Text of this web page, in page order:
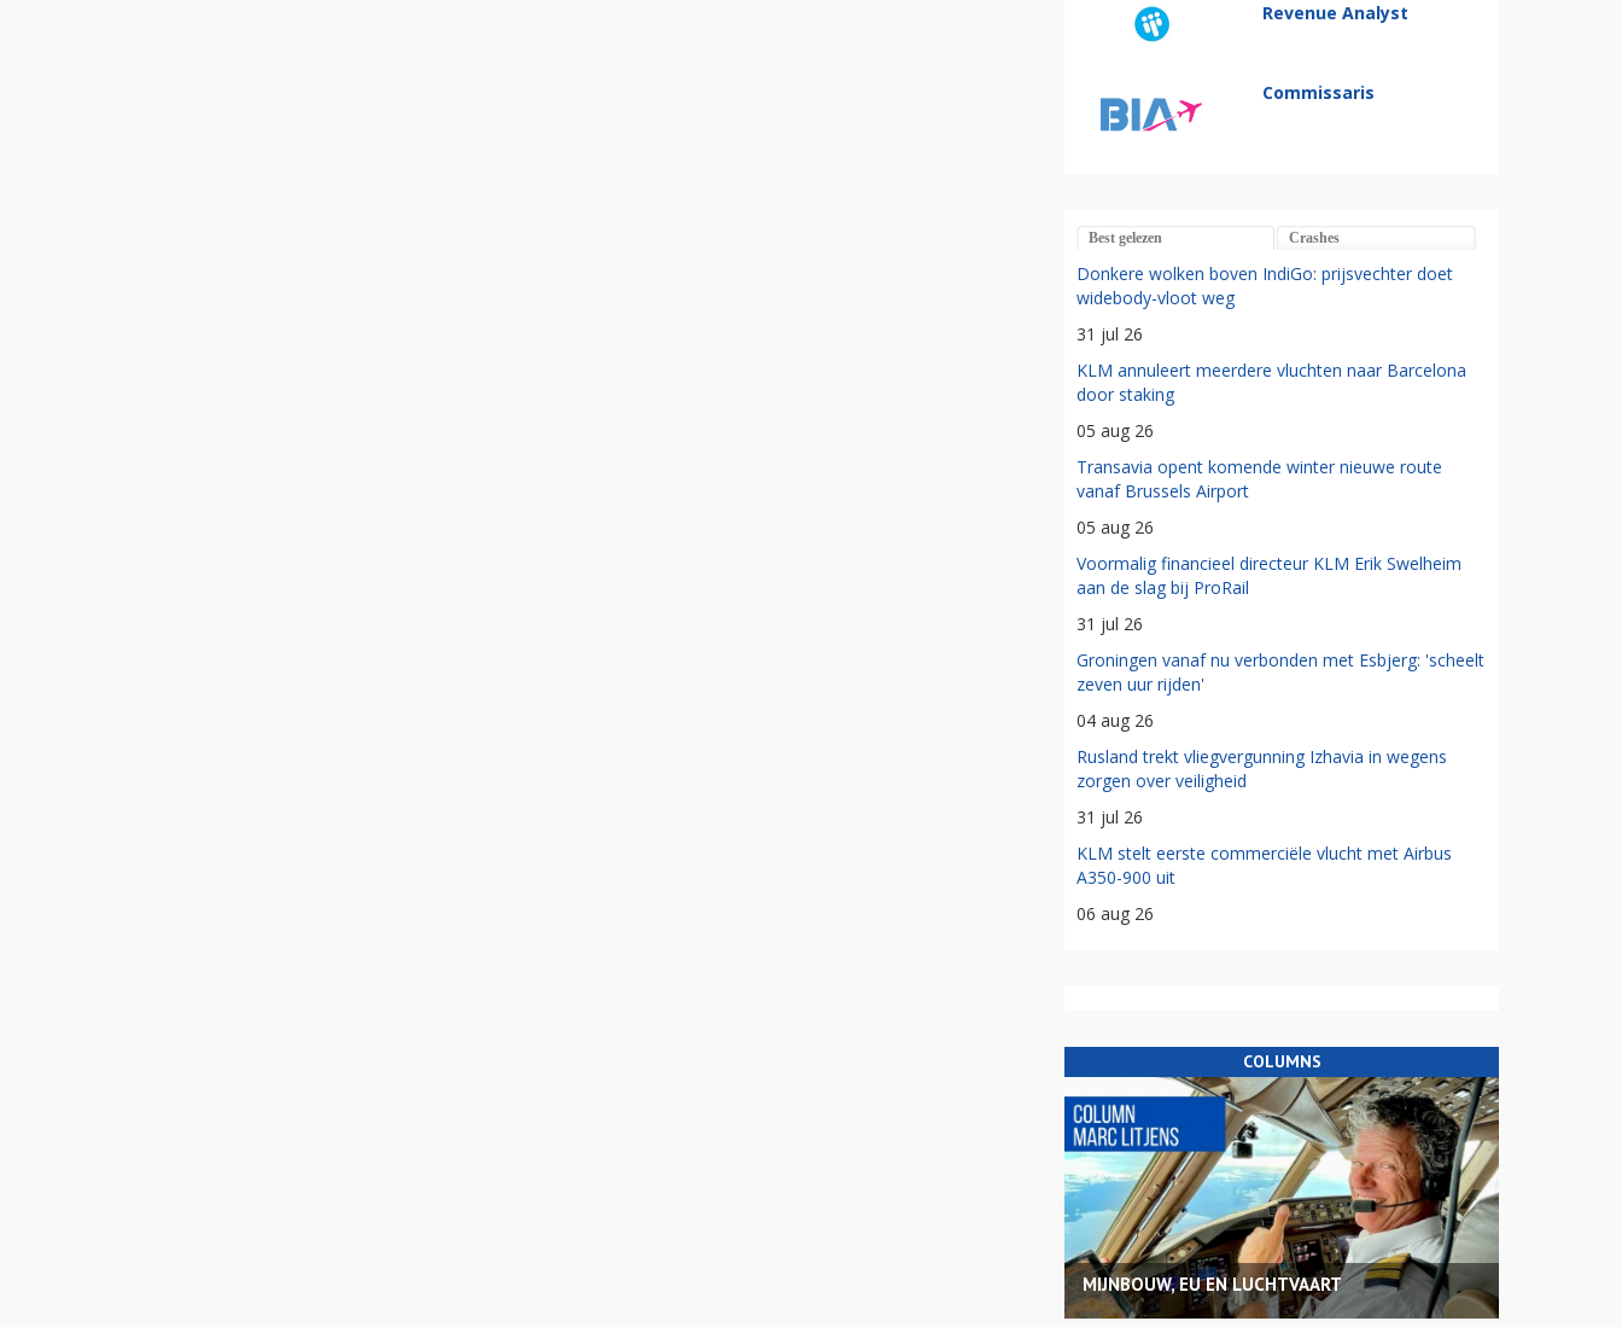
Revenue Analyst
Commissaris
Best gelezen Crashes
Donkere wolken boven IndiGo: prijsvechter doet
widebody-vloot weg
31 jul 26
KLM annuleert meerdere vluchten naar Barcelona
door staking
05 aug 26
Transavia opent komende winter nieuwe route
vanaf Brussels Airport
05 aug 26
Voormalig financieel directeur KLM Erik Swelheim
aan de slag bij ProRail
31 jul 26
Groningen vanaf nu verbonden met Esbjerg: 'scheelt
zeven uur rijden'
04 aug 26
Rusland trekt vliegvergunning Izhavia in wegens
zorgen over veiligheid
31 jul 26
KLM stelt eerste commerciële vlucht met Airbus
A350-900 uit
06 aug 26
COLUMNS
MIJNBOUW, EU EN LUCHTVAART